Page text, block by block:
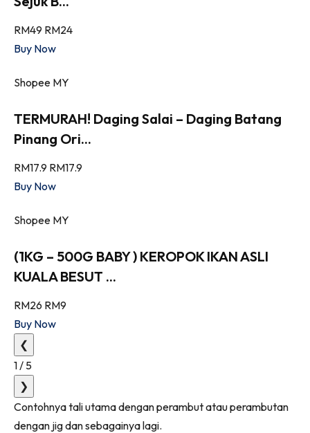
RM49 RM24
Buy Now
Shopee MY
TERMURAH! Daging Salai – Daging Batang
Pinang Ori...
RM17.9 RM17.9
Buy Now
Shopee MY
(1KG – 500G BABY ) KEROPOK IKAN ASLI
KUALA BESUT ...
RM26 RM9
Buy Now
❮
1 / 5
❯
Contohnya tali utama dengan perambut atau perambutan
dengan jig dan sebagainya lagi.